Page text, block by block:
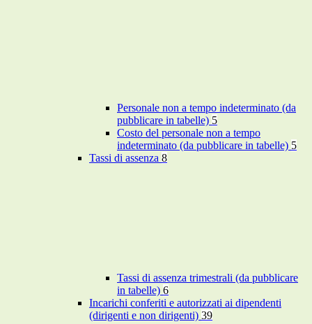
Personale non a tempo indeterminato (da
pubblicare in tabelle) 5
Costo del personale non a tempo
indeterminato (da pubblicare in tabelle) 5
Tassi di assenza 8
Tassi di assenza trimestrali (da pubblicare
in tabelle) 6
Incarichi conferiti e autorizzati ai dipendenti
(dirigenti e non dirigenti) 39